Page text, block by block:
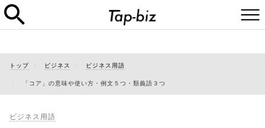
トップ ビジネス ビジネス用語
「コア」の意味や使い方・例文５つ・類義語３つ
ビジネス用語